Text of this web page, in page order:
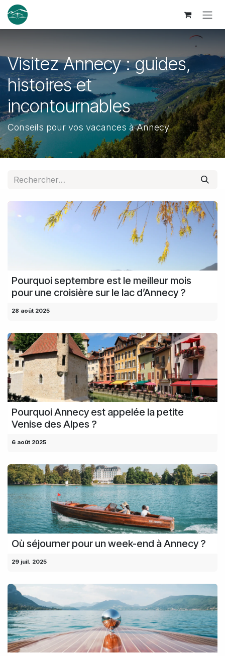
Se rendre au contenu
Visitez Annecy : guides,
histoires et
incontournables
Conseils pour vos vacances à Annecy
Pourquoi septembre est le meilleur mois
pour une croisière sur le lac d’Annecy ?
28 août 2025
Pourquoi Annecy est appelée la petite
Venise des Alpes ?
6 août 2025
Où séjourner pour un week-end à Annecy ?
29 juil. 2025